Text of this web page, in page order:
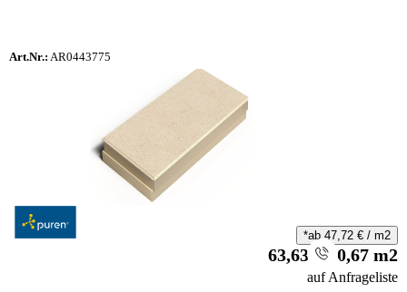
Art.Nr.: AR0443775
auf Anfrageliste
*ab 47,72 €/ m2
63,63 €/ 0,67 m2